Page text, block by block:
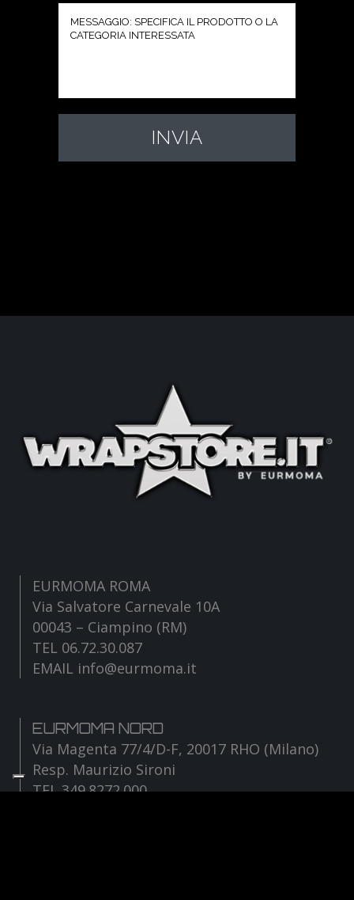
EURMOMA ROMA
Via Salvatore Carnevale 10A
00043 – Ciampino (RM)
TEL 06.72.30.087
EMAIL info@eurmoma.it
EURMOMA NORD
Via Magenta 77/4/D-F, 20017 RHO (Milano)
Resp. Maurizio Sironi
TEL 349.8272.000